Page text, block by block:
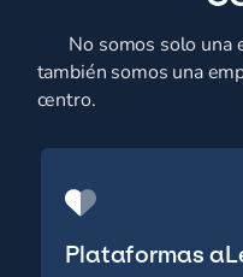
No somos solo una
también somos una
centro.
Plataformas